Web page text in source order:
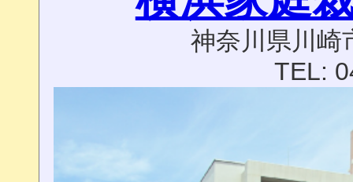
神奈川県川崎
TEL: